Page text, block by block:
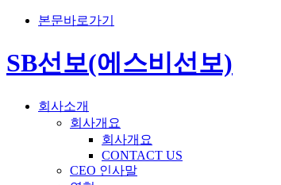
본문바로가기
SB선보(에스비선보)
회사소개
회사개요
회사개요
CONTACT US
CEO 인사말